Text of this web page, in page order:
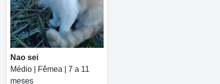
Nao sei
Médio | Fêmea | 7 a 11
meses